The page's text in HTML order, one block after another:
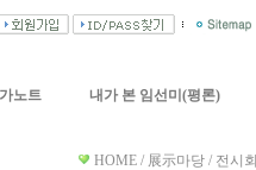
노트 내가 본 임선미(평론)
HOME / 展示마당 / 전시회